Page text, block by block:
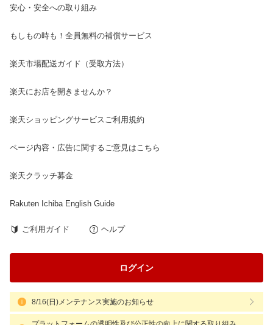
安心・安全への取り組み
もしもの時も！全員無料の補償サービス
楽天市場配送ガイド（受取方法）
楽天にお店を開きませんか？
楽天ショッピングサービスご利用規約
ページ内容・広告に関するご意見はこちら
楽天クラッチ募金
Rakuten Ichiba English Guide
ご利用ガイド ヘルプ
ログイン
8/16(日)メンテナンス実施のお知らせ